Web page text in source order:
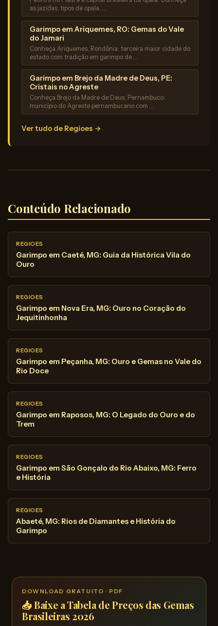
as jazidas, tipos de opala, …
Garimpo em Ariquemes, RO: Gemas do Vale
do Jamari
Conheça Ariquemes, Rondônia: terceira maior cidade do
estado com tradição em garimpo de …
Garimpo em Brejo da Madre de Deus, PE:
Cristais no Agreste
Conheça Brejo da Madre de Deus, Pernambuco:
município do Agreste pernambucano com …
Ver tudo de Regioes →
Conteúdo Relacionado
REGIOES
Garimpo em Caeté, MG: Guia da Histórica Vila do
Ouro
REGIOES
Garimpo em Nova Era, MG: Ouro no Coração do
Jequitinhonha
REGIOES
Garimpo em Peçanha, MG: Ouro e Gemas no Vale do
Rio Doce
REGIOES
Garimpo em Raposos, MG: O Legado do Ouro e do
Trem
REGIOES
Garimpo em São Gonçalo do Rio Abaixo, MG: Ferro
e História
REGIOES
Abaeté, MG: Rios de Diamantes e História do
Garimpo
DOWNLOAD GRATUITO · PDF
📥 Baixe a Tabela de Preços das Gemas
Brasileiras 2026